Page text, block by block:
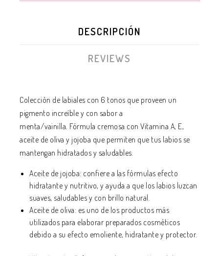
DESCRIPCIÓN
REVIEWS
Colección de labiales con 6 tonos que proveen un
pigmento increíble y con sabor a
menta/vainilla. Fórmula cremosa con Vitamina A, E,
aceite de oliva y jojoba que permiten que tus labios se
mantengan hidratados y saludables.
Aceite de jojoba: confiere a las fórmulas efecto
hidratante y nutritivo, y ayuda a que los labios luzcan
suaves, saludables y con brillo natural.
Aceite de oliva: es uno de los productos más
utilizados para elaborar preparados cosméticos
debido a su efecto emoliente, hidratante y protector.